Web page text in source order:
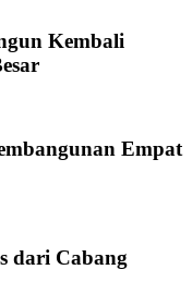
Kembali
Empat
dari Cabang